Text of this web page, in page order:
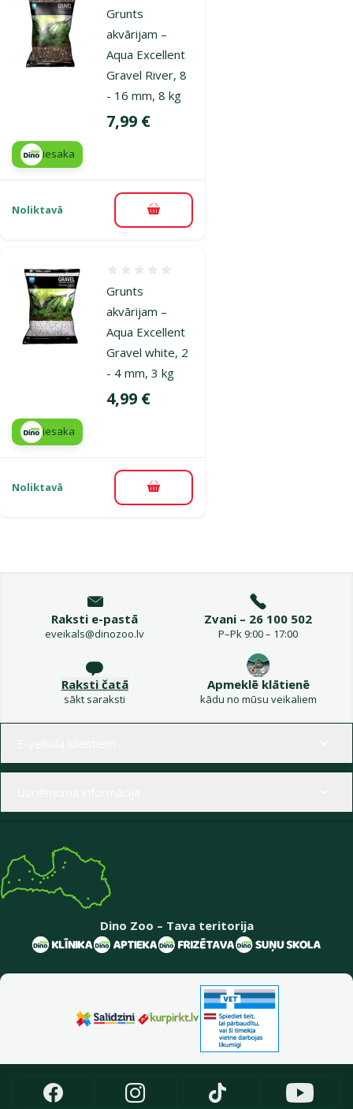
Grunts
akvārijam –
Aqua Excellent
Gravel River, 8
- 16 mm, 8 kg
Cena
7,99 €
iesaka
Noliktavā Pievienot grozam
Grunts
akvārijam –
Aqua Excellent
Gravel white, 2
- 4 mm, 3 kg
Cena
4,99 €
iesaka
Noliktavā Pievienot grozam
Raksti e-pastā
eveikals@dinozoo.lv
Zvani – 26 100 502
P–Pk 9:00 – 17:00
Raksti čatā
sākt saraksti
Apmeklē klātienē
kādu no mūsu veikaliem
Dino Zoo – Tava teritorija